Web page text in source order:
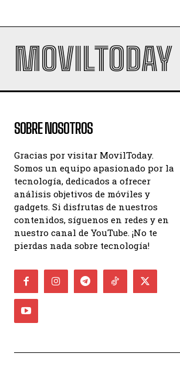
MOVILTODAY
SOBRE NOSOTROS
Gracias por visitar MovilToday.
Somos un equipo apasionado por la
tecnología, dedicados a ofrecer
análisis objetivos de móviles y
gadgets. Si disfrutas de nuestros
contenidos, síguenos en redes y en
nuestro canal de YouTube. ¡No te
pierdas nada sobre tecnología!